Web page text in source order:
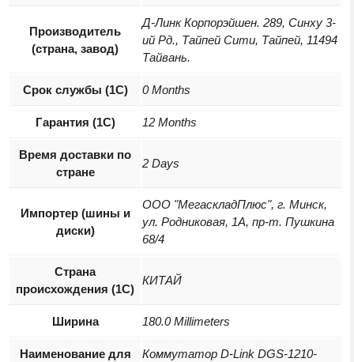
Производитель
(страна, завод)
Д-Линк Корпорэйшен. 289, Синху 3-
ий Рд., Тайпей Сити, Тайпей, 11494
Тайвань.
Срок службы (1С) 0 Months
Гарантия (1С) 12 Months
Время доставки по
стране
2 Days
Импортер (шины и
диски)
ООО "МегаскладПлюс", г. Минск,
ул. Родниковая, 1А, пр-т. Пушкина
68/4
Страна
происхождения (1С)
КИТАЙ
Ширина 180.0 Millimeters
Наименование для
Коммутатор D-Link DGS-1210-